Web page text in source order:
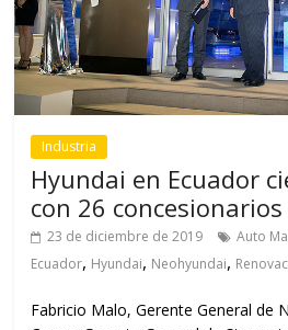
23 de diciembre de 2019 Auto
Ecuador , ,Neohyundai,
Fabricio Malo, Gerente General de
Cueva, Gerente General de
Read more